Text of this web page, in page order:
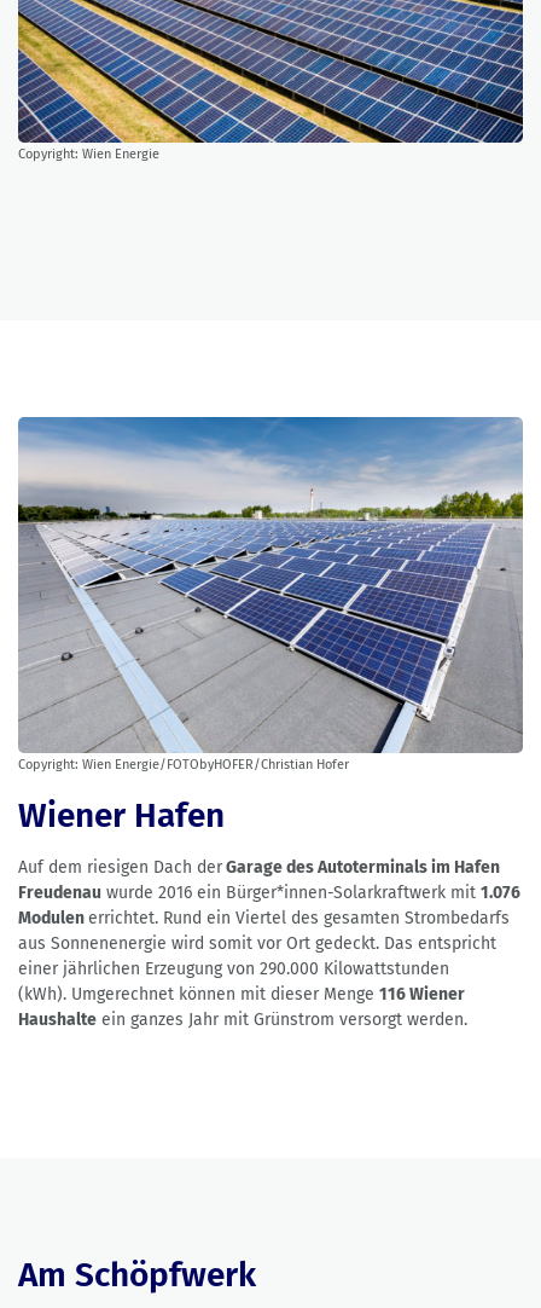
Copyright: Wien Energie
Copyright: Wien Energie/FOTObyHOFER/Christian Hofer
Wiener Hafen
Auf dem riesigen Dach derGarage des Autoterminals im Hafen
Freudenau wurde 2016 ein Bürger*innen-Solarkraftwerk mit 1.076
Modulenerrichtet. Rund ein Viertel des gesamten Strombedarfs
aus Sonnenenergie wird somit vor Ort gedeckt. Das entspricht
einer jährlichen Erzeugung von 290.000 Kilowattstunden
(kWh). Umgerechnet können mit dieser Menge 116 Wiener
Haushalte ein ganzes Jahr mit Grünstrom versorgt werden.
Am Schöpfwerk